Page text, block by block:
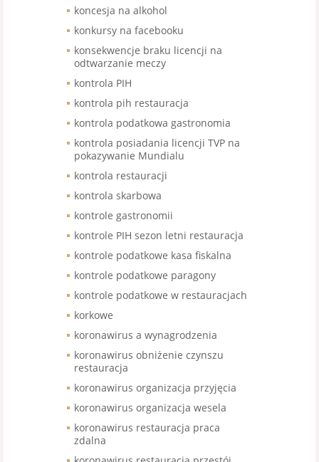
koncesja na alkohol
konkursy na facebooku
konsekwencje braku licencji na
odtwarzanie meczy
kontrola PIH
kontrola pih restauracja
kontrola podatkowa gastronomia
kontrola posiadania licencji TVP na
pokazywanie Mundialu
kontrola restauracji
kontrola skarbowa
kontrole gastronomii
kontrole PIH sezon letni restauracja
kontrole podatkowe kasa fiskalna
kontrole podatkowe paragony
kontrole podatkowe w restauracjach
korkowe
koronawirus a wynagrodzenia
koronawirus obniżenie czynszu
restauracja
koronawirus organizacja przyjęcia
koronawirus organizacja wesela
koronawirus restauracja praca
zdalna